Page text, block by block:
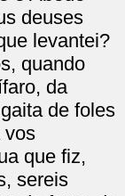
deuses
levantei?
quando
da
de foles
vos
que fiz,
sereis